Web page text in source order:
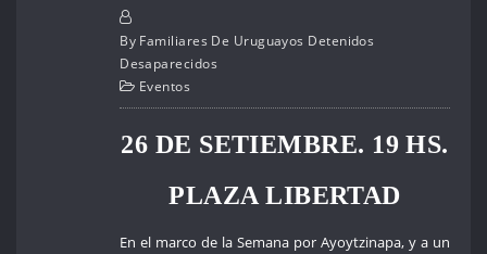
By Familiares De Uruguayos Detenidos
Desaparecidos
Eventos
26 DE SETIEMBRE. 19 HS.
PLAZA LIBERTAD
En el marco de la Semana por Ayoytzinapa, y a un